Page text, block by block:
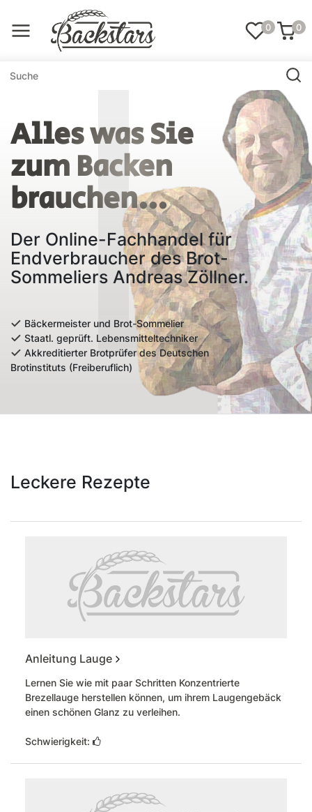
0 0
Alles was Sie
zum Backen
brauchen...
Der Online-Fachhandel für
Endverbraucher des Brot-
Sommeliers Andreas Zöllner.
Bäckermeister und Brot-Sommelier
Staatl. geprüft. Lebensmitteltechniker
Akkreditierter Brotprüfer des Deutschen
Brotinstituts (Freiberuflich)
Leckere Rezepte
Anleitung Lauge
Lernen Sie wie mit paar Schritten Konzentrierte
Brezellauge herstellen können, um ihrem Laugengebäck
einen schönen Glanz zu verleihen.
Schwierigkeit: